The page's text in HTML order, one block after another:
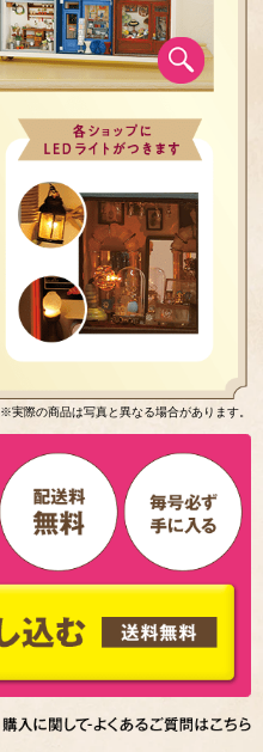
※実際の商品は写真と異なる場合があります。